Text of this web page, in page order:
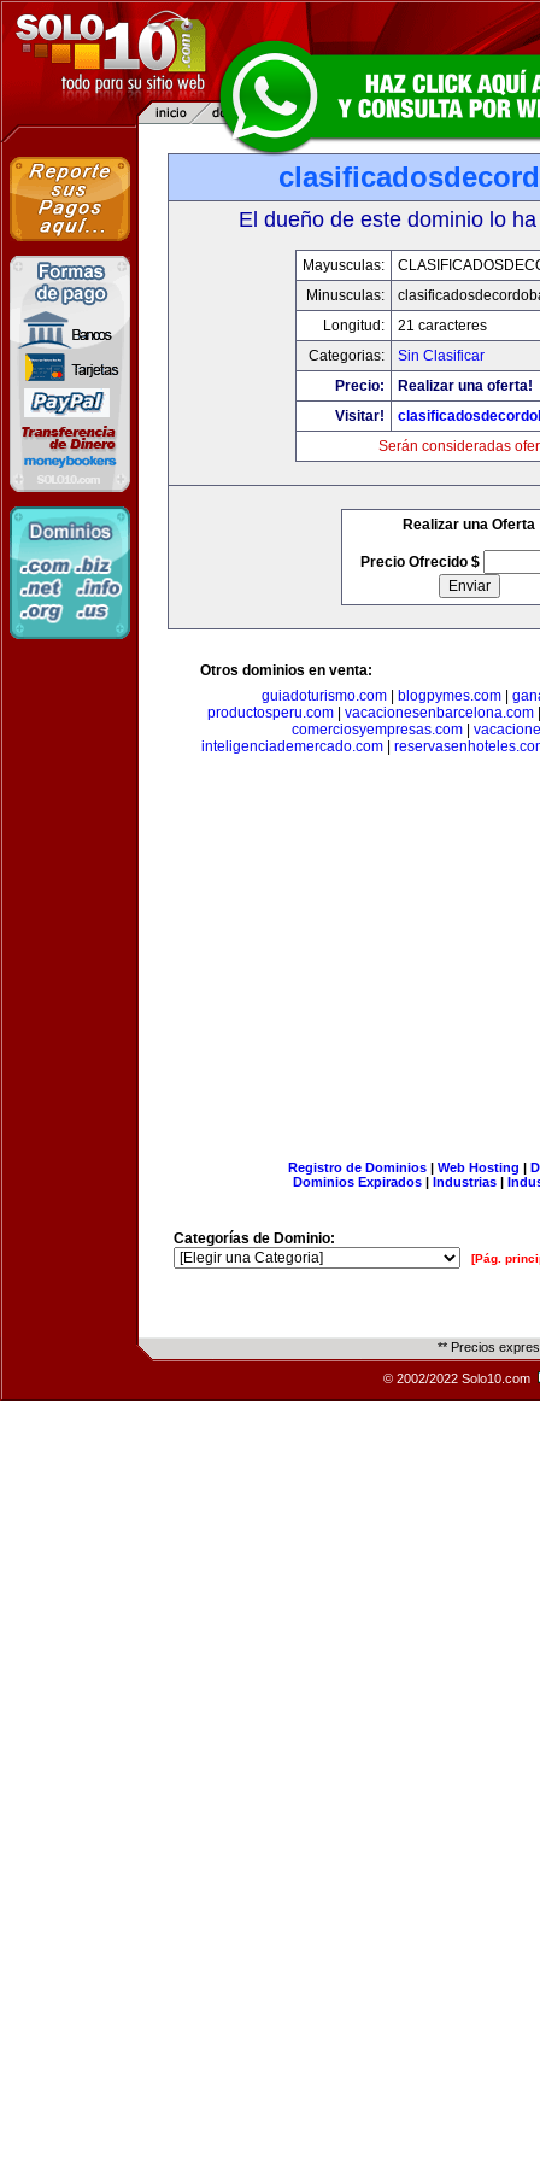
El dueño de este dominio lo
Mayusculas:
Minusculas:
Longitud:
21 caracteres
Categorias:
Sin Clasificar
Precio:
Realizar una oferta!
Visitar!
Serán consideradas
Realizar una Oferta
Precio Ofrecido $
Otros dominios en venta:
guiadoturismo.com| blogpymes.com|
productosperu.com| vacacionesenbarcelona.com
comerciosyempresas.com|
inteligenciademercado.com|
Registro de Dominios| Web Hosting |
Dominios Expirados | Industrias |
Categorías de Dominio:
[Pág.
** Precios
© 2002/2022 Solo10.com